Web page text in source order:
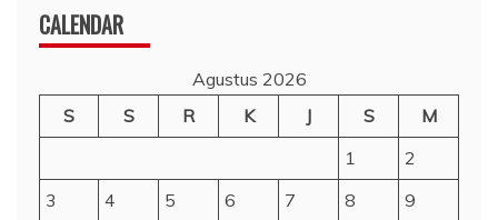
CALENDAR
Agustus 2026
S
S R K J S
M
1
2
3
4 5 6 7 8
9